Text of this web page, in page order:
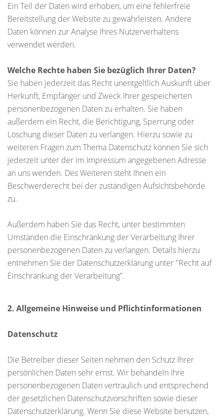
Ein Teil der Daten wird erhoben, um eine fehlerfreie
Bereitstellung der Website zu gewährleisten. Andere
Daten können zur Analyse Ihres Nutzerverhaltens
verwendet werden.
Welche Rechte haben Sie bezüglich Ihrer Daten?
Sie haben jederzeit das Recht unentgeltlich Auskunft über
Herkunft, Empfänger und Zweck Ihrer gespeicherten
personenbezogenen Daten zu erhalten. Sie haben
außerdem ein Recht, die Berichtigung, Sperrung oder
Löschung dieser Daten zu verlangen. Hierzu sowie zu
weiteren Fragen zum Thema Datenschutz können Sie sich
jederzeit unter der im Impressum angegebenen Adresse
an uns wenden. Des Weiteren steht Ihnen ein
Beschwerderecht bei der zuständigen Aufsichtsbehörde
zu.
Außerdem haben Sie das Recht, unter bestimmten
Umständen die Einschränkung der Verarbeitung Ihrer
personenbezogenen Daten zu verlangen. Details hierzu
entnehmen Sie der Datenschutzerklärung unter "Recht auf
Einschränkung der Verarbeitung".
2. Allgemeine Hinweise und Pflichtinformationen
Datenschutz
Die Betreiber dieser Seiten nehmen den Schutz Ihrer
persönlichen Daten sehr ernst. Wir behandeln Ihre
personenbezogenen Daten vertraulich und entsprechend
der gesetzlichen Datenschutzvorschriften sowie dieser
Datenschutzerklärung. Wenn Sie diese Website benutzen,